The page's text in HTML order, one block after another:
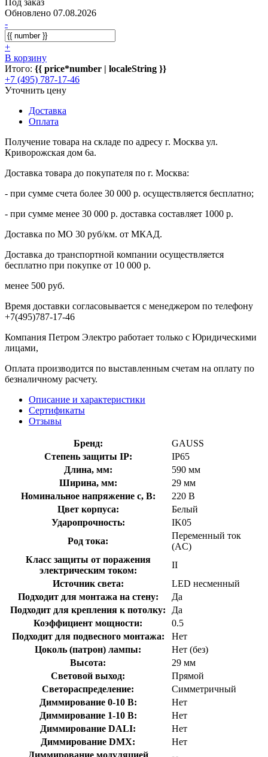
Обновлено 07.08.2026
-
+
В корзину
Итого: {{ price*number | localeString }}
+7 (495) 787-17-46
Уточнить цену
Доставка
Оплата
Получение товара на складе по адресу г. Москва ул.
Криворожская дом 6а.
Доставка товара до покупателя по г. Москва:
- при сумме счета более 30 000 р. осуществляется бесплатно;
- при сумме менее 30 000 р. доставка составляет 1000 р.
Доставка по МО 30 руб/км. от МКАД.
Доставка до транспортной компании осуществляется
бесплатно при покупке от 10 000 р.
менее 500 руб.
Время доставки согласовывается с менеджером по телефону
+7(495)787-17-46
Компания Петром Электро работает только с Юридическими
лицами,
Оплата производится по выставленным счетам на оплату по
безналичному расчету.
Описание и характеристики
Сертификаты
Отзывы
Бренд:
GAUSS
Степень защиты IP:
IP65
Длина, мм:
590 мм
Ширина, мм:
29 мм
Номинальное напряжение с, В:
220 В
Цвет корпуса:
Белый
Ударопрочность:
IK05
Род тока:
Переменный ток
(AC)
Класс защиты от поражения
электрическим током:
II
Источник света:
LED несменный
Подходит для монтажа на стену:
Да
Подходит для крепления к потолку:
Да
Коэффициент мощности:
0.5
Подходит для подвесного монтажа:
Нет
Цоколь (патрон) лампы:
Нет (без)
Высота:
29 мм
Световой выход:
Прямой
Светораспределение:
Симметричный
Диммирование 0-10 В:
Нет
Диммирование 1-10 В:
Нет
Диммирование DALI:
Нет
Диммирование DMX:
Нет
Диммирование модуляцией